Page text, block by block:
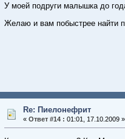
У моей подруги малышка до
Желаю и вам побыстрее найти
Re: Пиелонефрит
« Ответ #14 : 01:01, 17.10.2009 »